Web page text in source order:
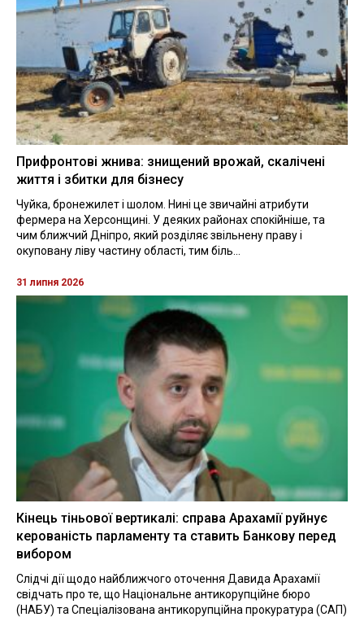
Прифронтові жнива: знищений врожай, скалічені
життя і збитки для бізнесу
Чуйка, бронежилет і шолом. Нині це звичайні атрибути
фермера на Херсонщині. У деяких районах спокійніше, та
чим ближчий Дніпро, який розділяє звільнену праву і
окуповану ліву частину області, тим біль...
31 липня 2026
Кінець тіньової вертикалі: справа Арахамії руйнує
керованість парламенту та ставить Банкову перед
вибором
Слідчі дії щодо найближчого оточення Давида Арахамії
свідчать про те, що Національне антикорупційне бюро
(НАБУ) та Спеціалізована антикорупційна прокуратура (САП)